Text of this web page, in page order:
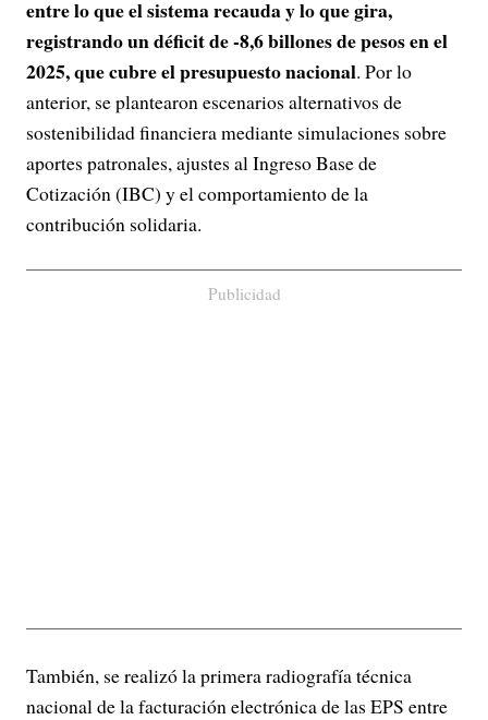
entre lo que el sistema recauda y lo que gira,
registrando un déficit de -8,6 billones de pesos en el
2025, que cubre el presupuesto nacional. Por lo
anterior, se plantearon escenarios alternativos de
sostenibilidad financiera mediante simulaciones sobre
aportes patronales, ajustes al Ingreso Base de
Cotización (IBC) y el comportamiento de la
contribución solidaria.
Publicidad
También, se realizó la primera radiografía técnica
nacional de la facturación electrónica de las EPS entre